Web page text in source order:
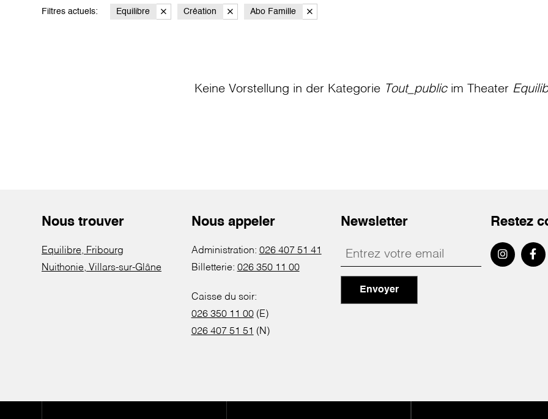
Filtres actuels: Equilibre Création Abo Famille
Keine Vorstellung in der Kategorie Tout_publicim Theater
Nous trouver
Equilibre, Fribourg
Nuithonie, Villars-sur-Glâne
Nous appeler
Administration: 026 407 51 41
Billetterie: 026 350 11 00
Caisse du soir:
026 350 11 00(E)
026 407 51 51 (N)
Newsletter
Envoyer
Restez